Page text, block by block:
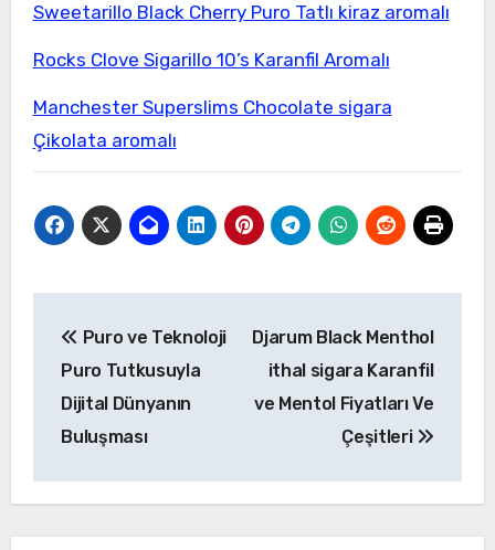
Sweetarillo Black Cherry Puro Tatlı kiraz aromalı
Rocks Clove Sigarillo 10’s Karanfil Aromalı
Manchester Superslims Chocolate sigara
Çikolata aromalı
gezinmesi
Puro ve Teknoloji
Puro Tutkusuyla
Dijital Dünyanın
Buluşması
Djarum Black Menthol
ithal sigara Karanfil
ve Mentol Fiyatları Ve
Çeşitleri